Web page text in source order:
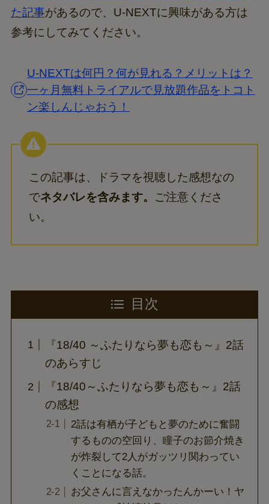
た記事があるので、U-NEXTに興味がある方は
参考にしてみてください。
U-NEXTは何円？何が見れる？メリットは？
一ヶ月無料トライアルで見放題作品をトコト
ン楽しんじゃおう！
この記事は、ドラマを視聴した感想なの
でネタバレを含みます。 ご注意くださ
い。
目次
『18/40 ～ふたりなら夢も恋も～』2話
のあらすじ
『18/40～ふたりなら夢も恋も～』2話
の感想
2話は有栖が子どもと夢のために奮闘
するものの空回り、瞳子のお節介焼き
が炸裂して2人がガッツリ関わってい
くことになる話。
お父さんに言えなかったんかーい！ヤ